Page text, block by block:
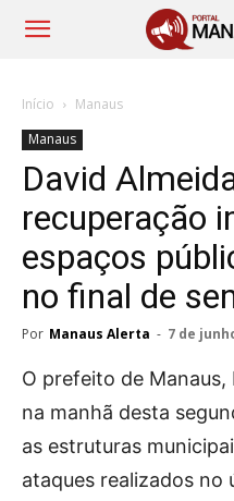
Início
Manaus
Manaus
David
recuperação
espaços
no final de
Por Manaus Alerta - 7 de
O prefeito de Manaus,
na manhã desta
as estruturas
ataques realizados no